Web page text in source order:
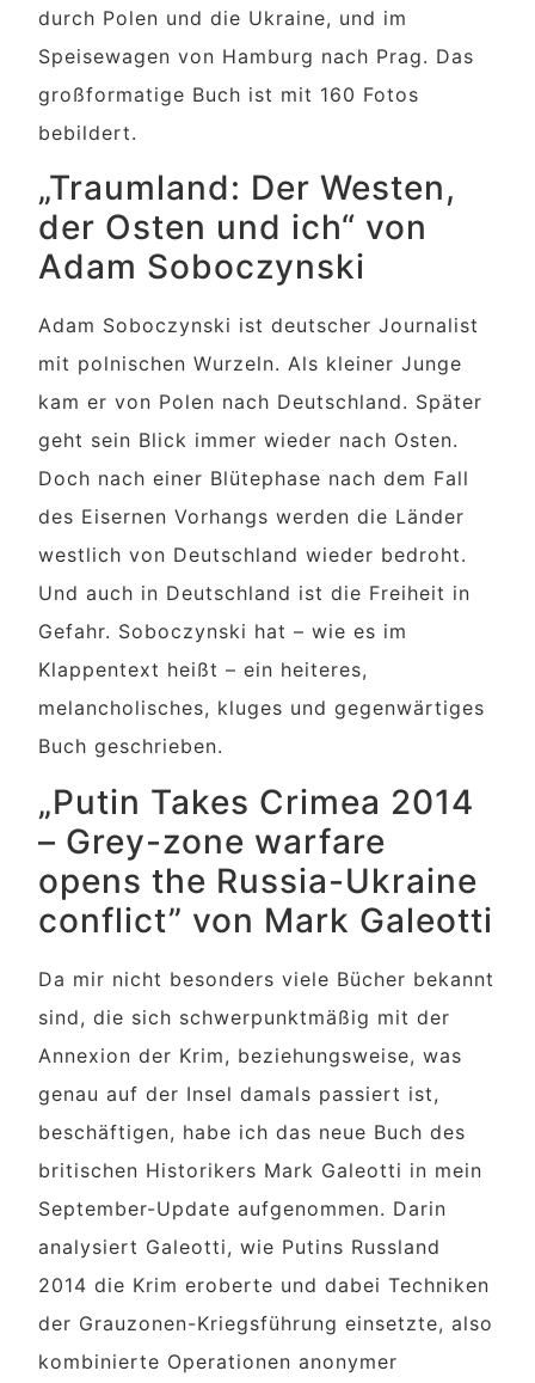
durch Polen und die Ukraine, und im
Speisewagen von Hamburg nach Prag. Das
großformatige Buch ist mit 160 Fotos
bebildert.
„Traumland: Der Westen,
der Osten und ich“ von
Adam Soboczynski
Adam Soboczynski ist deutscher Journalist
mit polnischen Wurzeln. Als kleiner Junge
kam er von Polen nach Deutschland. Später
geht sein Blick immer wieder nach Osten.
Doch nach einer Blütephase nach dem Fall
des Eisernen Vorhangs werden die Länder
westlich von Deutschland wieder bedroht.
Und auch in Deutschland ist die Freiheit in
Gefahr. Soboczynski hat – wie es im
Klappentext heißt – ein heiteres,
melancholisches, kluges und gegenwärtiges
Buch geschrieben.
„Putin Takes Crimea 2014
– Grey-zone warfare
opens the Russia-Ukraine
conflict” von Mark Galeotti
Da mir nicht besonders viele Bücher bekannt
sind, die sich schwerpunktmäßig mit der
Annexion der Krim, beziehungsweise, was
genau auf der Insel damals passiert ist,
beschäftigen, habe ich das neue Buch des
britischen Historikers Mark Galeotti in mein
September-Update aufgenommen. Darin
analysiert Galeotti, wie Putins Russland
2014 die Krim eroberte und dabei Techniken
der Grauzonen-Kriegsführung einsetzte, also
kombinierte Operationen anonymer